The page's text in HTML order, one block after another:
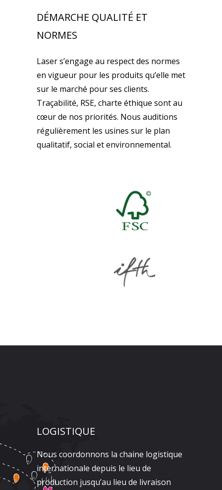
DÉMARCHE QUALITÉ ET
NORMES
Laser s’engage au respect des normes
en vigueur pour les produits qu’elle met
sur le marché pour ses clients.
Traçabilité, RSE, charte éthique sont au
cœur de nos priorités. Nous auditions
régulièrement les usines sur le plan
qualitatif, social et environnemental.
LOGISTIQUE
Nous coordonnons la chaine logistique
internationale depuis le lieu de
production jusqu’au lieu de livraison